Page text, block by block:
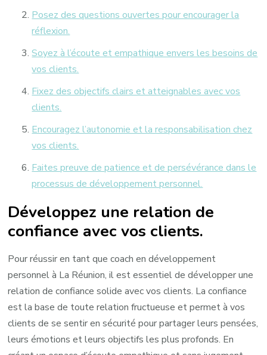
Posez des questions ouvertes pour encourager la
réflexion.
Soyez à l’écoute et empathique envers les besoins de
vos clients.
Fixez des objectifs clairs et atteignables avec vos
clients.
Encouragez l’autonomie et la responsabilisation chez
vos clients.
Faites preuve de patience et de persévérance dans le
processus de développement personnel.
Développez une relation de
confiance avec vos clients.
Pour réussir en tant que coach en développement
personnel à La Réunion, il est essentiel de développer une
relation de confiance solide avec vos clients. La confiance
est la base de toute relation fructueuse et permet à vos
clients de se sentir en sécurité pour partager leurs pensées,
leurs émotions et leurs objectifs les plus profonds. En